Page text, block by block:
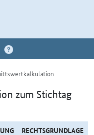
zum Stichtag
RECHTSGRUNDLAGE